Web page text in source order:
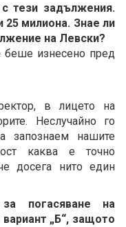
тези задължения.
25 милиона. Знае ли
на Левски?
беше изнесено пред
в лицето на
Неслучайно го
запознаем нашите
каква е точно
досега нито един
погасяване на
„Б“, защото